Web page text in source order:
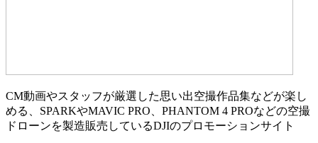
CM動画やスタッフが厳選した思い出空撮作品集などが楽し
める、SPARKやMAVIC PRO、PHANTOM 4 PROなどの空撮
ドローンを製造販売しているDJIのプロモーションサイト